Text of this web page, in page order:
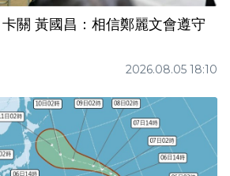
關 黃國昌：相信鄭麗文會遵守
2026.08.05 18:10